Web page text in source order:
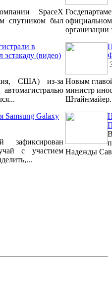
SpaceX
спутником был
в
(видео)
США) из-за
Samsung Galaxy
зафиксирован
с участием
организации
Новым
министр
Надежды